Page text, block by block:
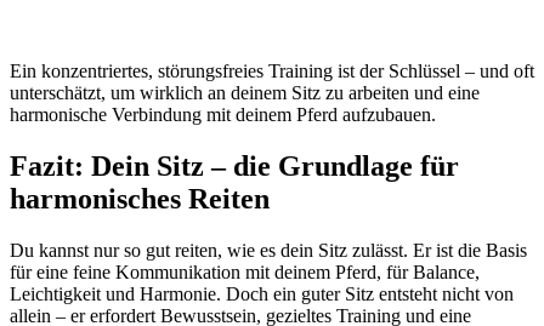
Ein konzentriertes, störungsfreies Training ist der Schlüssel – und oft
unterschätzt, um wirklich an deinem Sitz zu arbeiten und eine
harmonische Verbindung mit deinem Pferd aufzubauen.
Fazit: Dein Sitz – die Grundlage für
harmonisches Reiten
Du kannst nur so gut reiten, wie es dein Sitz zulässt. Er ist die Basis
für eine feine Kommunikation mit deinem Pferd, für Balance,
Leichtigkeit und Harmonie. Doch ein guter Sitz entsteht nicht von
allein – er erfordert Bewusstsein, gezieltes Training und eine